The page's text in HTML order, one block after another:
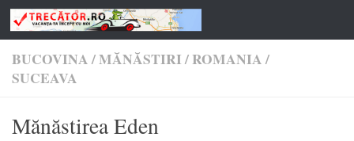
Skip to content
BUCOVINA/MĂNĂSTIRI/ROMANIA/
SUCEAVA
Mănăstirea Eden